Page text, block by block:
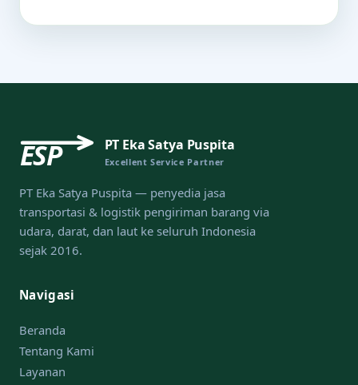
ESP PT Eka Satya Puspita
Excellent Service Partner
PT Eka Satya Puspita — penyedia jasa
transportasi & logistik pengiriman barang via
udara, darat, dan laut ke seluruh Indonesia
sejak 2016.
Navigasi
Beranda
Tentang Kami
Layanan